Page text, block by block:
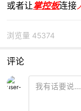
或者让掌控板连接
浏览量 45374
评论